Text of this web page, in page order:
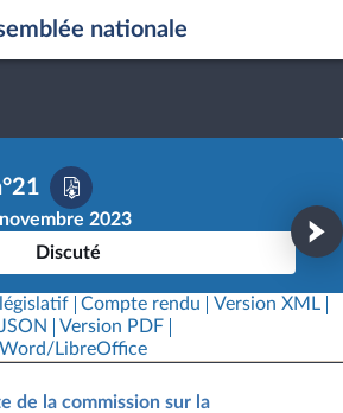
nationale
2023
Discuté
Compte rendu
Version XML
Version PDF
LibreOffice
de la commission sur la